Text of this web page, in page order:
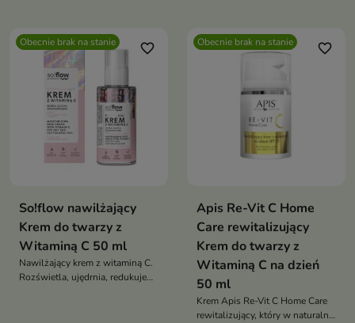
przywraca jej jędrność i blask
ochronę SPF 6 dla skóry
dojrzałej i zmęczonej
Obecnie brak na stanie favorite_border
So!flow nawilżający
Krem do twarzy z
Witaminą C 50 ml
Nawilżający krem z witaminą C.
Rozświetla, ujędrnia, redukuje
Obecnie brak na stanie favorite_border
Apis Re-Vit C Home
Care rewitalizujący
Krem do twarzy z
Witaminą C na dzień
50 ml
Krem Apis Re-Vit C Home Care
rewitalizujący, który w naturalny